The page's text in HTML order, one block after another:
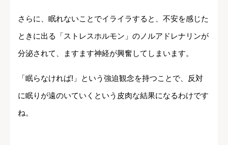
さらに、眠れないことでイライラすると、不安を感じた
ときに出る「ストレスホルモン」のノルアドレナリンが
分泌されて、ますます神経が興奮してしまいます。
「眠らなければ!」という強迫観念を持つことで、反対
に眠りが遠のいていくという皮肉な結果になるわけです
ね。